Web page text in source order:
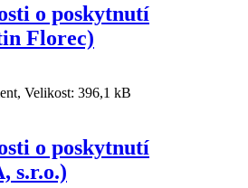
o poskytnutí
Florec)
Velikost: 396,1 kB
o poskytnutí
s.r.o.)